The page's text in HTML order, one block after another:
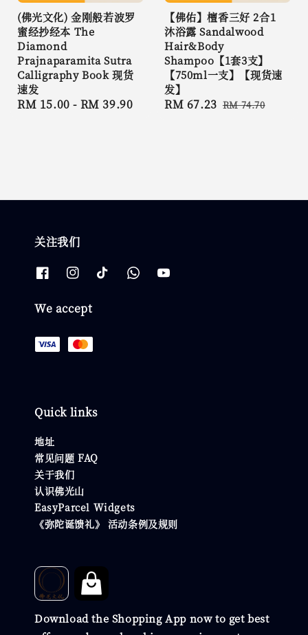
(佛光文化) 金刚般若波罗
蜜经抄经本 The
Diamond
Prajnaparamita Sutra
Calligraphy Book 现货
速发
Regular
RM 15.00 - RM 39.90
【佛佑】檀香三好 2合1
沐浴露 Sandalwood
Hair&Body
Shampoo【1套3支】
【750ml一支】【现货速
发】
Sale
RM 67.23 Regular
RM 74.70
关注我们
We accept
Quick links
地址
常见问题 FAQ
关于我们
认识佛光山
EasyParcel Widgets
《弥陀诞馈礼》 活动条例及规则
Download the Shopping App now to get best